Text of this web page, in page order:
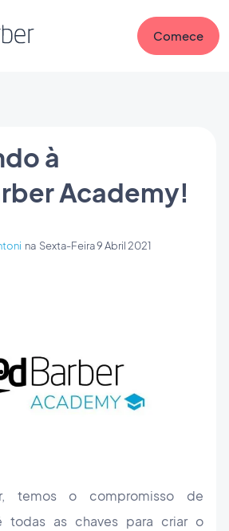
Comece
à
Academy!
na Sexta-Feira 9 Abril 2021
temos o compromisso de
todas as chaves para criar o